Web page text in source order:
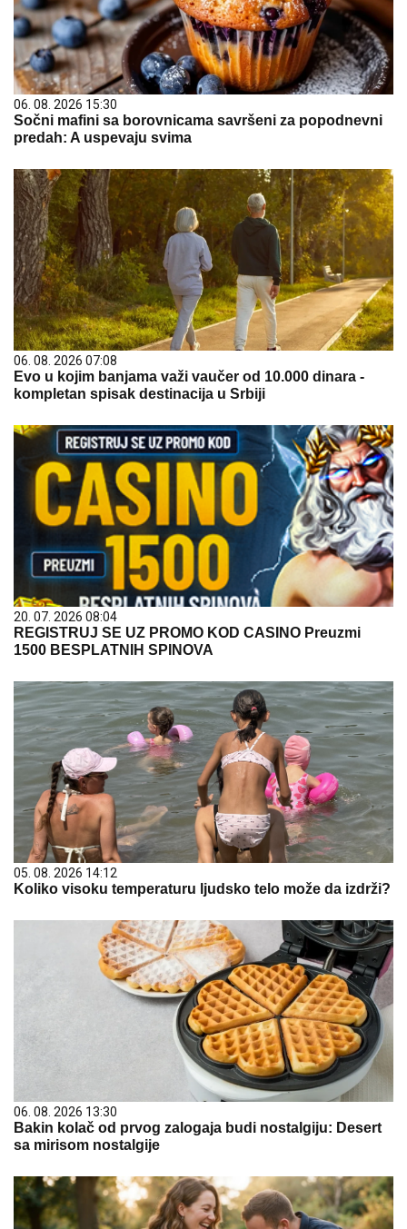
06. 08. 2026 15:30
Sočni mafini sa borovnicama savršeni za popodnevni
predah: A uspevaju svima
06. 08. 2026 07:08
Evo u kojim banjama važi vaučer od 10.000 dinara -
kompletan spisak destinacija u Srbiji
20. 07. 2026 08:04
REGISTRUJ SE UZ PROMO KOD CASINO Preuzmi
1500 BESPLATNIH SPINOVA
05. 08. 2026 14:12
Koliko visoku temperaturu ljudsko telo može da izdrži?
06. 08. 2026 13:30
Bakin kolač od prvog zalogaja budi nostalgiju: Desert
sa mirisom nostalgije